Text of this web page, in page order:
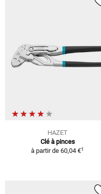
HAZET
Clé à pinces
à partir de 60,04 €1